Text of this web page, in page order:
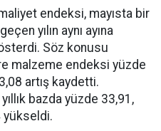
endeksi, mayısta bir
yılın aynı ayına
Söz konusu
malzeme endeksi yüzde
artış kaydetti.
bazda yüzde 33,91,
yükseldi.